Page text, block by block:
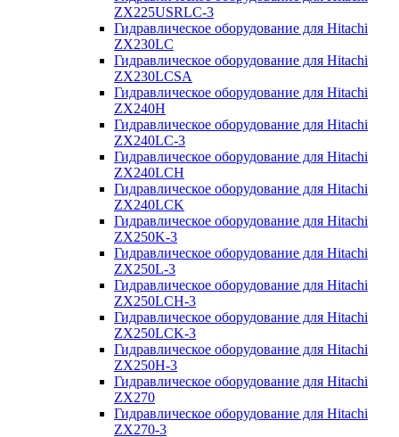
ZX225USRLC-3
Гидравлическое оборудование для Hitachi
ZX230LC
Гидравлическое оборудование для Hitachi
ZX230LCSA
Гидравлическое оборудование для Hitachi
ZX240H
Гидравлическое оборудование для Hitachi
ZX240LC-3
Гидравлическое оборудование для Hitachi
ZX240LCH
Гидравлическое оборудование для Hitachi
ZX240LCK
Гидравлическое оборудование для Hitachi
ZX250K-3
Гидравлическое оборудование для Hitachi
ZX250L-3
Гидравлическое оборудование для Hitachi
ZX250LCH-3
Гидравлическое оборудование для Hitachi
ZX250LCK-3
Гидравлическое оборудование для Hitachi
ZX250Н-3
Гидравлическое оборудование для Hitachi
ZX270
Гидравлическое оборудование для Hitachi
ZX270-3